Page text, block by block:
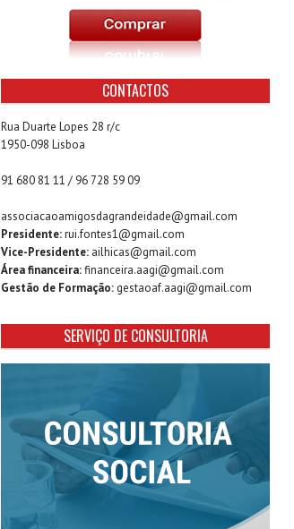
CONTACTOS
Rua Duarte Lopes 28 r/c
1950-098 Lisboa
91 680 81 11 / 96 728 59 09
associacaoamigosdagrandeidade@gmail.com
Presidente:rui.fontes1@gmail.com
Vice-Presidente: ailhicas@gmail.com
Área financeira:financeira.aagi@gmail.com
Gestão de Formação: gestaoaf.aagi@gmail.com
SERVIÇO DE CONSULTORIA